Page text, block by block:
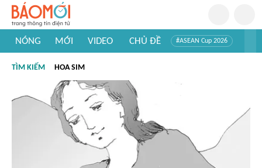
NÓNG MỚI VIDEO CHỦ ĐỀ #ASEAN Cup 2026
#Khám phá thế giới
TÌM KIẾM HOA SIM